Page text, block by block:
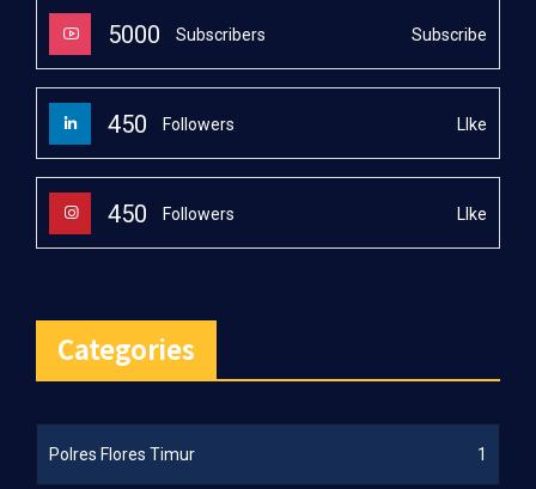
5000 Subscribers Subscribe
450 Followers LIke
450 Followers LIke
Categories
Polres Flores Timur 1